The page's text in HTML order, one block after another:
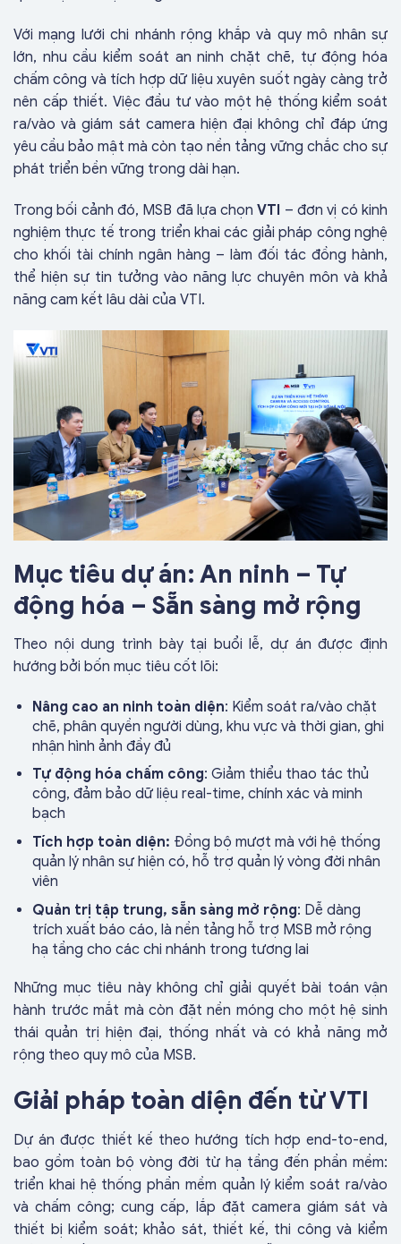
Với mạng lưới chi nhánh rộng khắp và quy mô nhân sự
lớn, nhu cầu kiểm soát an ninh chặt chẽ, tự động hóa
chấm công và tích hợp dữ liệu xuyên suốt ngày càng trở
nên cấp thiết. Việc đầu tư vào một hệ thống kiểm soát
ra/vào và giám sát camera hiện đại không chỉ đáp ứng
yêu cầu bảo mật mà còn tạo nền tảng vững chắc cho sự
phát triển bền vững trong dài hạn.
Trong bối cảnh đó, MSB đã lựa chọnVTI – đơn vị có kinh
nghiệm thực tế trong triển khai các giải pháp công nghệ
cho khối tài chính ngân hàng – làm đối tác đồng hành,
thể hiện sự tin tưởng vào năng lực chuyên môn và khả
năng cam kết lâu dài của VTI.
Mục tiêu dự án: An ninh – Tự
động hóa – Sẵn sàng mở rộng
Theo nội dung trình bày tại buổi lễ, dự án được định
hướng bởi bốn mục tiêu cốt lõi:
Nâng cao an ninh toàn diện: Kiểm soát ra/vào chặt
chẽ, phân quyền người dùng, khu vực và thời gian, ghi
nhận hình ảnh đầy đủ
Tự động hóa chấm công: Giảm thiểu thao tác thủ
công, đảm bảo dữ liệu real-time, chính xác và minh
bạch
Tích hợp toàn diện: Đồng bộ mượt mà với hệ thống
quản lý nhân sự hiện có, hỗ trợ quản lý vòng đời nhân
viên
Quản trị tập trung, sẵn sàng mở rộng: Dễ dàng
trích xuất báo cáo, là nền tảng hỗ trợ MSB mở rộng
hạ tầng cho các chi nhánh trong tương lai
Những mục tiêu này không chỉ giải quyết bài toán vận
hành trước mắt mà còn đặt nền móng cho một hệ sinh
thái quản trị hiện đại, thống nhất và có khả năng mở
rộng theo quy mô của MSB.
Giải pháp toàn diện đến từ VTI
Dự án được thiết kế theo hướng tích hợp end-to-end,
bao gồm toàn bộ vòng đời từ hạ tầng đến phần mềm:
triển khai hệ thống phần mềm quản lý kiểm soát ra/vào
và chấm công; cung cấp, lắp đặt camera giám sát và
thiết bị kiểm soát; khảo sát, thiết kế, thi công và kiểm